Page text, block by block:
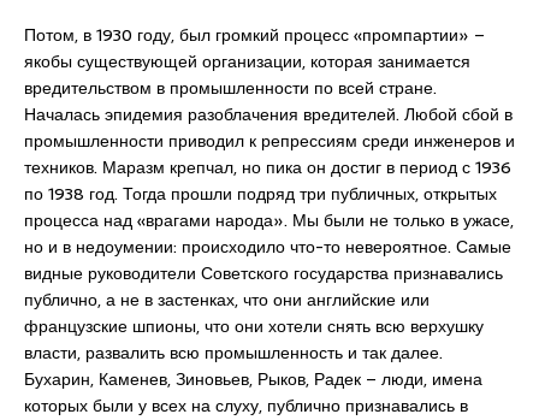
Потом, в 1930 году, был громкий процесс «промпартии» –
якобы существующей организации, которая занимается
вредительством в промышленности по всей стране.
Началась эпидемия разоблачения вредителей. Любой сбой в
промышленности приводил к репрессиям среди инженеров и
техников. Маразм крепчал, но пика он достиг в период с 1936
по 1938 год. Тогда прошли подряд три публичных, открытых
процесса над «врагами народа». Мы были не только в ужасе,
но и в недоумении: происходило что-то невероятное. Самые
видные руководители Советского государства признавались
публично, а не в застенках, что они английские или
французские шпионы, что они хотели снять всю верхушку
власти, развалить всю промышленность и так далее.
Бухарин, Каменев, Зиновьев, Рыков, Радек – люди, имена
которых были у всех на слуху, публично признавались в